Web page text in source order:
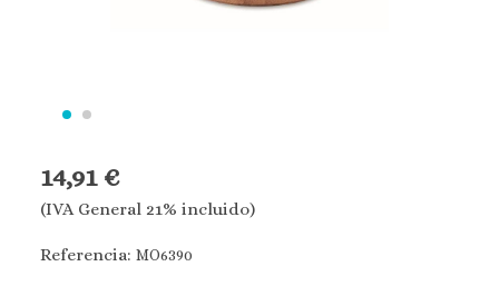
14,91 €
(IVA General 21% incluido)
Referencia: MO6390